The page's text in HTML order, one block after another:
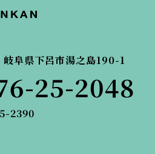
岐阜県下呂市湯之島190-1
25-2048
2390